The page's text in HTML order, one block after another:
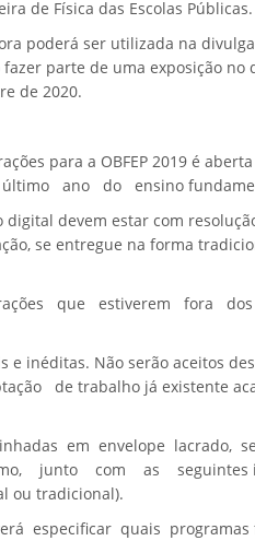
de Física das Escolas Públicas.
poderá ser utilizada na
parte de uma exposição no
de 2020.
para a OBFEP 2019 é
ano do ensino
devem estar com
se entregue na forma
que estiverem fora dos
e inéditas. Não serão aceitos
de trabalho já existente
em envelope lacrado,
junto com as seguintes
ou tradicional).
especificar quais programas